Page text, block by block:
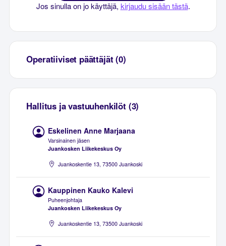
Jos sinulla on jo käyttäjä, kirjaudu sisään tästä.
Operatiiviset päättäjät (0)
Hallitus ja vastuuhenkilöt (3)
Eskelinen Anne Marjaana
Varsinainen jäsen
Juankosken Liikekeskus Oy
Juankoskentie 13, 73500 Juankoski
Kauppinen Kauko Kalevi
Puheenjohtaja
Juankosken Liikekeskus Oy
Juankoskentie 13, 73500 Juankoski